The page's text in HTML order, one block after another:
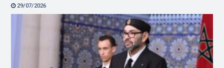
29/07/2026